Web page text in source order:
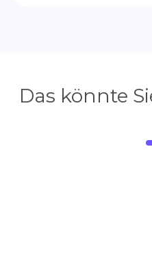
Das könnte